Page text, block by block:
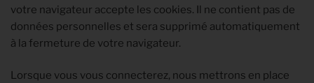
votre navigateur accepte les cookies. Il ne contient pas de
données personnelles et sera supprimé automatiquement
à la fermeture de votre navigateur.
Lorsque vous vous connecterez, nous mettrons en place